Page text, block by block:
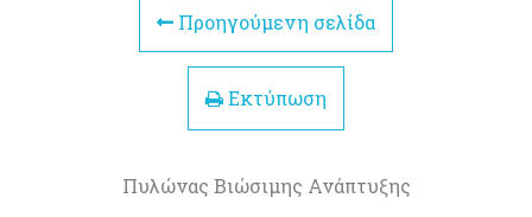
Προηγούμενη σελίδα
Εκτύπωση
Πυλώνας Βιώσιμης Ανάπτυξης